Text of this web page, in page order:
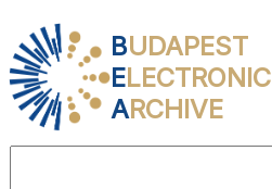
BUDAPEST
ELECTRONIC
ARCHIVE